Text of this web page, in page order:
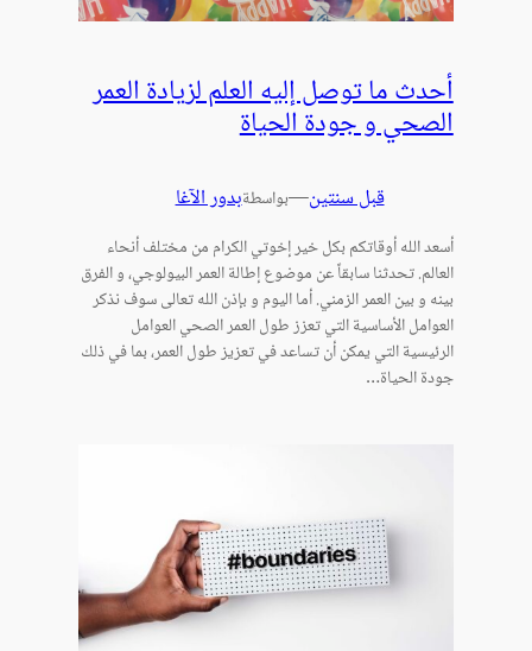
أحدث ما توصل إليه العلم لزيادة العمر
الصحي و جودة الحياة
قبل سنتين—بواسطةبدور الآغا
أسعد الله أوقاتكم بكل خير إخوتي الكرام من مختلف أنحاء
العالم. تحدثنا سابقاً عن موضوع إطالة العمر البيولوجي، و الفرق
بينه و بين العمر الزمني. أما اليوم و بإذن الله تعالى سوف نذكر
العوامل الأساسية التي تعزز طول العمر الصحي العوامل
الرئيسية التي يمكن أن تساعد في تعزيز طول العمر، بما في ذلك
جودة الحياة…